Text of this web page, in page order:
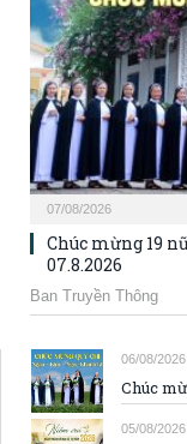
07/08/2026
Chúc mừng 19
07.8.2026
Ban Truyền Thông
06/08/2026
Chúc
05/08/2026